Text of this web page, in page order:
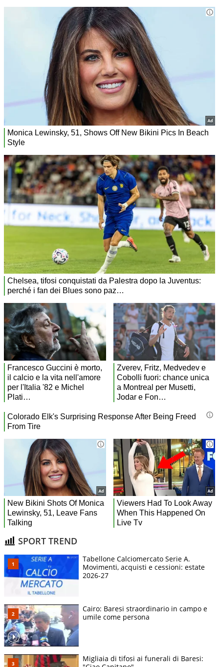
SPORT TREND
Tabellone Calciomercato Serie A.
Movimenti, acquisti e cessioni: estate
2026-27
Cairo: Baresi straordinario in campo e
umile come persona
Migliaia di tifosi ai funerali di Baresi: